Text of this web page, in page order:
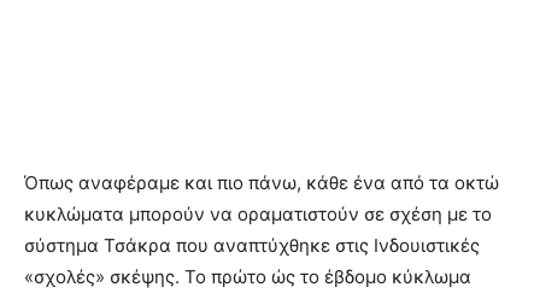
Όπως αναφέραμε και πιο πάνω, κάθε ένα από τα οκτώ
κυκλώματα μπορούν να οραματιστούν σε σχέση με το
σύστημα Τσάκρα που αναπτύχθηκε στις Ινδουιστικές
«σχολές» σκέψης. Το πρώτο ώς το έβδομο κύκλωμα